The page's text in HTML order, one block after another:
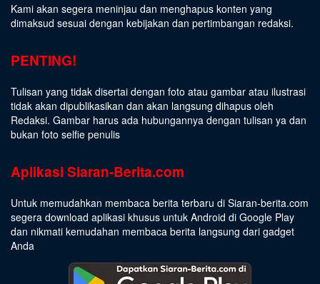
Kami akan segera meninjau dan menghapus konten yang
dimaksud sesuai dengan kebijakan dan pertimbangan redaksi.
PENTING!
Tulisan yang tidak disertai dengan foto atau gambar atau ilustrasi
tidak akan dipublikasikan dan akan langsung dihapus oleh
Redaksi. Gambar harus ada hubungannya dengan tulisan ya dan
bukan foto selfie penulis
Aplikasi Siaran-Berita.com
Untuk memudahkan membaca berita terbaru di Siaran-berita.com
segera download aplikasi khusus untuk Android di Google Play
dan nikmati kemudahan membaca berita langsung dari gadget
Anda